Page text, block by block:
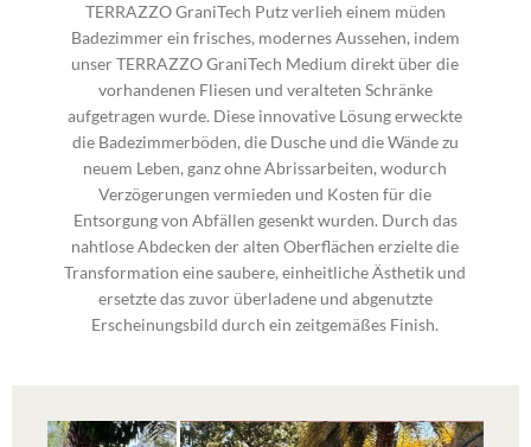
TERRAZZO GraniTech Putz verlieh einem müden
Badezimmer ein frisches, modernes Aussehen, indem
unser TERRAZZO GraniTech Medium direkt über die
vorhandenen Fliesen und veralteten Schränke
aufgetragen wurde. Diese innovative Lösung erweckte
die Badezimmerböden, die Dusche und die Wände zu
neuem Leben, ganz ohne Abrissarbeiten, wodurch
Verzögerungen vermieden und Kosten für die
Entsorgung von Abfällen gesenkt wurden. Durch das
nahtlose Abdecken der alten Oberflächen erzielte die
Transformation eine saubere, einheitliche Ästhetik und
ersetzte das zuvor überladene und abgenutzte
Erscheinungsbild durch ein zeitgemäßes Finish.